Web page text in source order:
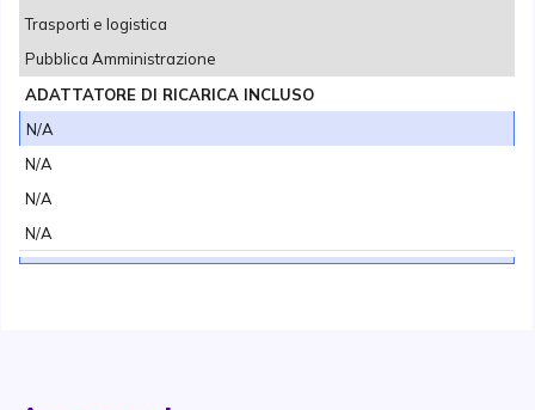
Trasporti e logistica
Pubblica Amministrazione
ADATTATORE DI RICARICA INCLUSO
N/A
N/A
N/A
N/A